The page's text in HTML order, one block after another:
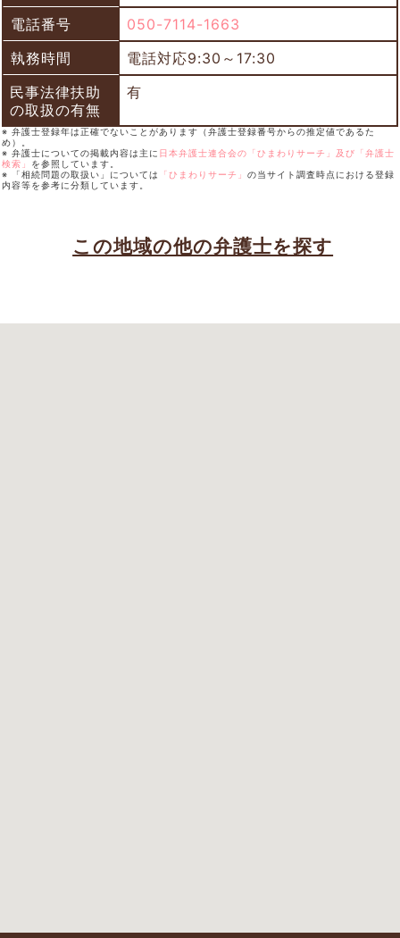
電話番号
050-7114-1663
執務時間
電話対応9:30～17:30
民事法律扶助
の取扱の有無
有
※ 弁護士登録年は正確でないことがあります（弁護士登録番号からの推定値であるた
め）。
※ 弁護士についての掲載内容は主に 日本弁護士連合会の「ひまわりサーチ」及び「弁護士
検索」 を参照しています。
※ 「相続問題の取扱い」については
「ひまわりサーチ」 の当サイト調査時点における登録
内容等を参考に分類しています。
この地域の他の弁護士を探す